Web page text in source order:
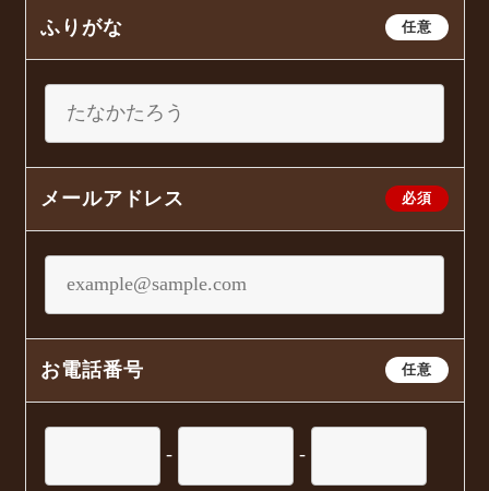
任意
ふりがな
必須
メールアドレス
任意
お電話番号
- -